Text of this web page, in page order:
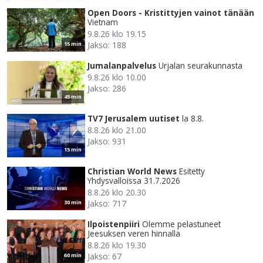
15 min
Open Doors - Kristittyjen vainot tänään
Vietnam
9.8.26 klo 19.15
Jakso: 188
45 min
Jumalanpalvelus Urjalan seurakunnasta
9.8.26 klo 10.00
Jakso: 286
15 min
TV7 Jerusalem uutiset la 8.8.
8.8.26 klo 21.00
Jakso: 931
30 min
Christian World News Esitetty
Yhdysvalloissa 31.7.2026
8.8.26 klo 20.30
Jakso: 717
60 min
Ilpoistenpiiri Olemme pelastuneet
Jeesuksen veren hinnalla
8.8.26 klo 19.30
Jakso: 67